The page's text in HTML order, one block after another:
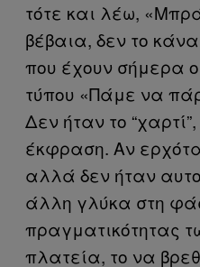
τότε και λέω,
βέβαια, δεν το
που έχουν σήμερα
τύπου «Πάμε να
Δεν ήταν το
έκφραση. Αν
αλλά δεν ήταν
άλλη γλύκα στη
πραγματικότητας
πλατεία, το να